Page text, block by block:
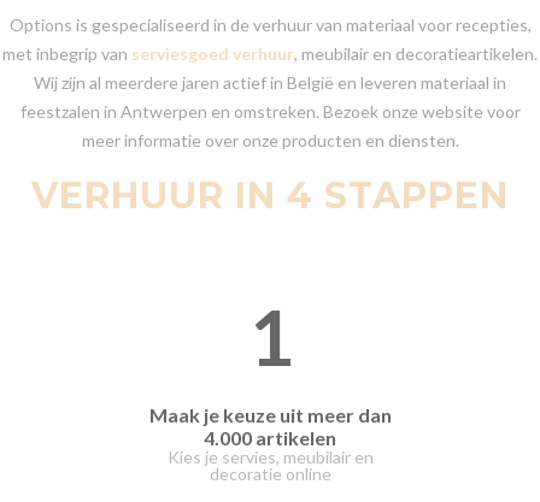
Options is gespecialiseerd in de verhuur van materiaal voor recepties,
met inbegrip van serviesgoed verhuur, meubilair en decoratieartikelen.
Wij zijn al meerdere jaren actief in België en leveren materiaal in
feestzalen in Antwerpen en omstreken. Bezoek onze website voor
meer informatie over onze producten en diensten.
VERHUUR IN 4 STAPPEN
1
Maak je keuze uit meer dan
4.000 artikelen
Kies je servies, meubilair en
decoratie online